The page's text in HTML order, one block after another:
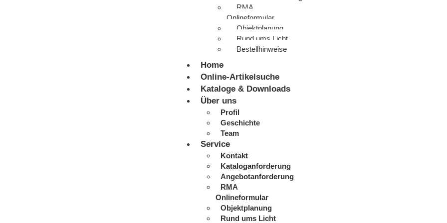
RMA
Onlineformular
Objektplanung
Rund ums Licht
Bestellhinweise
Home
Online-Artikelsuche
Kataloge & Downloads
Über uns
Profil
Geschichte
Team
Service
Kontakt
Kataloganforderung
Angebotanforderung
RMA
Onlineformular
Objektplanung
Rund ums Licht